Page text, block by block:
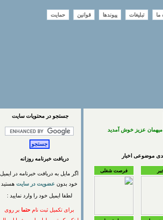
ما تبلیغات پیوندها قوانین حمایت
میهمان عزیز خوش آمدید
موضوعی اخبار
فرصت شغلی
جستجو در محتويات سايت
دریافت خبرنامه روزانه
اگر مایل به دریافت خبرنامه در ایمیل
خود بدون عضویت در سایت هستید
لطفا ایمیل خود را وارد نمایید :
برای تکمیل ثبت نام حتما بر روی